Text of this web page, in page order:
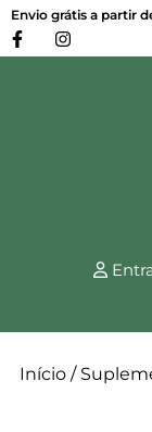
Envio grátis a partir
Início/